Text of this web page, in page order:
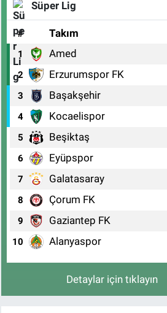
Süper Lig
# Takım
1 Amed
2 Erzurumspor FK
3 Başakşehir
4 Kocaelispor
5 Beşiktaş
6 Eyüpspor
7 Galatasaray
8 Çorum FK
9 Gaziantep FK
10 Alanyaspor
Detaylar için tıklayın